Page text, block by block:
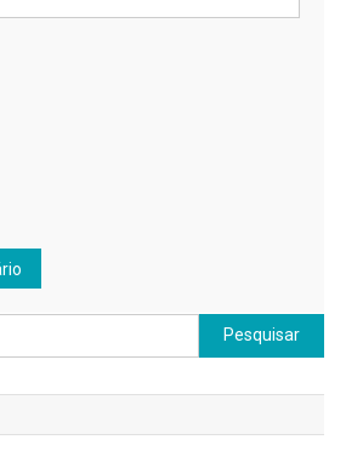
Pesquisar
por: